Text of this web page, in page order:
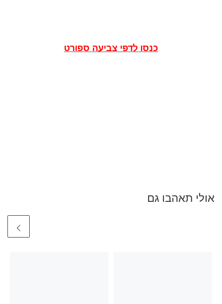
כנסו לדפי צביעה ספורט
אולי תאהבו גם